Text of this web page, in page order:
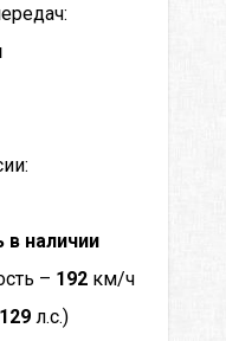
в наличии
– 192 км/ч
129 л.с.)